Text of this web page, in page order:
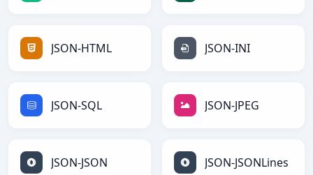
JSON-HTML JSON-INI
JSON-SQL JSON-JPEG
JSON-JSON JSON-JSONLines